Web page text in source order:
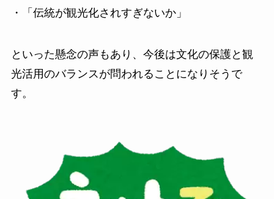
・「伝統が観光化されすぎないか」
といった懸念の声もあり、今後は文化の保護と観
光活用のバランスが問われることになりそうで
す。